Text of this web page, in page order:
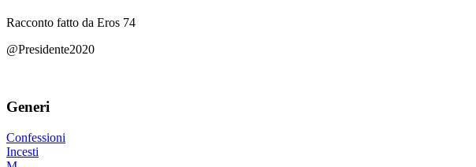
Racconto fatto da Eros 74
@Presidente2020
Generi
Confessioni
Incesti